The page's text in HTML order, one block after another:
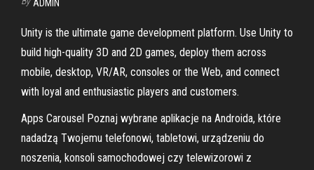
ADMIN
Unity is the ultimate game development platform. Use Unity to
build high-quality 3D and 2D games, deploy them across
mobile, desktop, VR/AR, consoles or the Web, and connect
with loyal and enthusiastic players and customers.
Apps Carousel Poznaj wybrane aplikacje na Androida, które
nadadzą Twojemu telefonowi, tabletowi, urządzeniu do
noszenia, konsoli samochodowej czy telewizorowi z